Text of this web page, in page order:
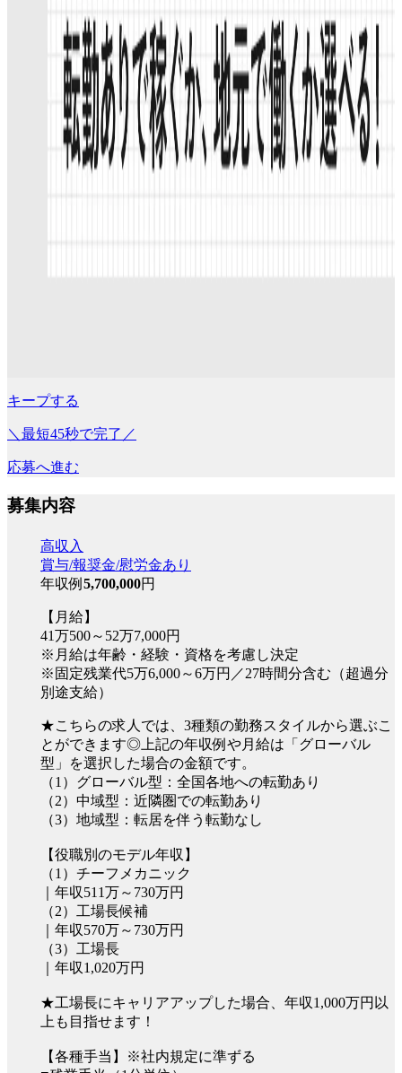
キープする
＼最短45秒で完了／
応募へ進む
募集内容
高収入
賞与/報奨金/慰労金あり
年収例 5,700,000円
【月給】
41万500～52万7,000円
※月給は年齢・経験・資格を考慮し決定
※固定残業代5万6,000～6万円／27時間分含む（超過分
別途支給）
★こちらの求人では、3種類の勤務スタイルから選ぶこ
とができます◎上記の年収例や月給は「グローバル
型」を選択した場合の金額です。
（1）グローバル型：全国各地への転勤あり
（2）中域型：近隣圏での転勤あり
（3）地域型：転居を伴う転勤なし
【役職別のモデル年収】
（1）チーフメカニック
｜年収511万～730万円
（2）工場長候補
｜年収570万～730万円
（3）工場長
｜年収1,020万円
★工場長にキャリアアップした場合、年収1,000万円以
上も目指せます！
【各種手当】※社内規定に準ずる